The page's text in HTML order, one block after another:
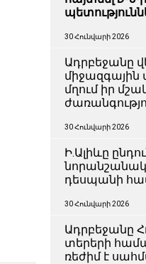
30 Հունվարի 2026
Ադրբեջանը
մղում իր
30 Հունվարի 2026
Ի.Ալիևը
դեսպանի
30 Հունվարի 2026
Ադրբեջանը
տերերի
ռեժիմ է